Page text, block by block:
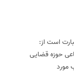
حوزه قضایی
مورد